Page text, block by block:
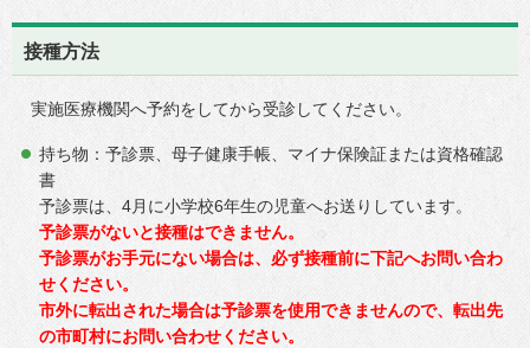
接種方法
実施医療機関へ予約をしてから受診してください。
持ち物：予診票、母子健康手帳、マイナ保険証または資格確認
書
予診票は、4月に小学校6年生の児童へお送りしています。
予診票がないと接種はできません。
予診票がお手元にない場合は、必ず接種前に下記へお問い合わ
せください。
市外に転出された場合は予診票を使用できませんので、転出先
の市町村にお問い合わせください。